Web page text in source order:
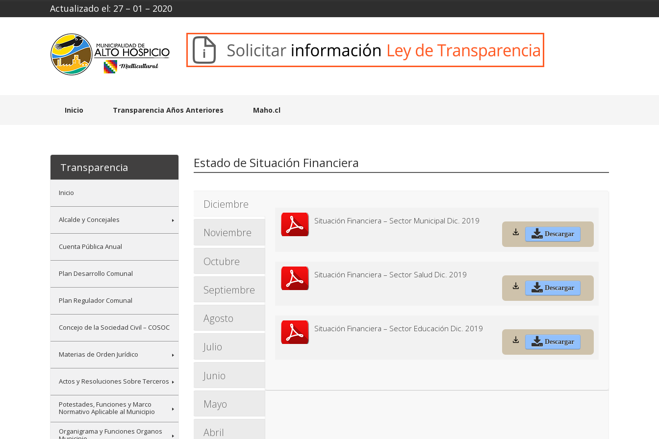
Actualizado el: 27 – 01 – 2020
Inicio Transparencia Años Anteriores Maho.cl
Transparencia
Inicio
Alcalde y Concejales
Cuenta Pública Anual
Plan Desarrollo Comunal
Plan Regulador Comunal
Concejo de la Sociedad Civil – COSOC
Materias de Orden Jurídico
Actos y Resoluciones Sobre Terceros
Potestades, Funciones y Marco
Normativo Aplicable al Municipio
Organigrama y Funciones Organos
Estado de Situación Financiera
Diciembre
Noviembre
Octubre
Septiembre
Agosto
Julio
Junio
Mayo
Abril
Situación Financiera – Sector Municipal Dic. 2019
Descargar
Situación Financiera – Sector Salud Dic. 2019
Descargar
Situación Financiera – Sector Educación Dic. 2019
Descargar